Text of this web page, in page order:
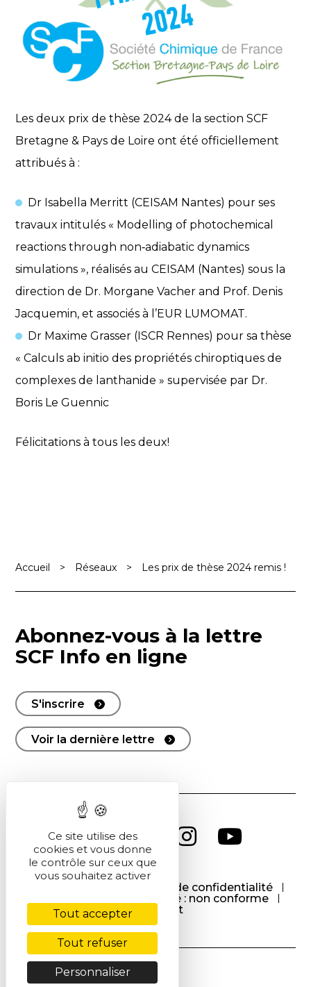
Les deux prix de thèse 2024 de la section SCF
Bretagne & Pays de Loire ont été officiellement
attribués à :
Dr Isabella Merritt (CEISAM Nantes) pour ses
travaux intitulés « Modelling of photochemical
reactions through non‑adiabatic dynamics
simulations », réalisés au CEISAM (Nantes) sous la
direction de Dr. Morgane Vacher and Prof. Denis
Jacquemin, et associés à l’EUR LUMOMAT.
Dr Maxime Grasser (ISCR Rennes) pour sa thèse
« Calculs ab initio des propriétés chiroptiques de
complexes de lanthanide » supervisée par Dr.
Boris Le Guennic
Félicitations à tous les deux!
Accueil > Réseaux > Les prix de thèse 2024 remis !
Abonnez-vous à la lettre
SCF Info en ligne
S'inscrire
Voir la dernière lettre
Politique de confidentialité
Accessibilité : non conforme
Contact
Ce site utilise des
cookies et vous donne
le contrôle sur ceux que
vous souhaitez activer
Tout accepter
Tout refuser
Personnaliser